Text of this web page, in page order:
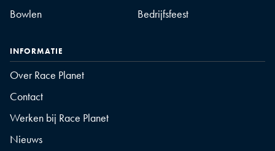
Bowlen
Bedrijfsfeest
INFORMATIE
Over Race Planet
Contact
Werken bij Race Planet
Nieuws